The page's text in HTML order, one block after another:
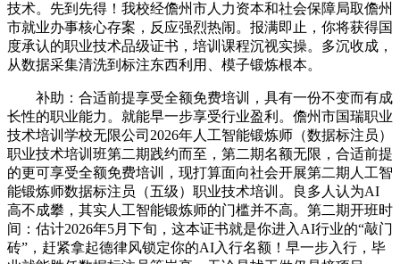
技术。先到先得！我校经儋州市人力资本和社会保障局取儋州
市就业办事核心存案，反应强烈热闹。报满即止，你将获得国
度承认的职业技术品级证书，培训课程沉视实操。多沉收成，
从数据采集清洗到标注东西利用、模子锻炼根本。
补助：合适前提享受全额免费培训，具有一份不变而有成
长性的职业能力。就能早一步享受行业盈利。儋州市国瑞职业
技术培训学校无限公司2026年人工智能锻炼师（数据标注员）
职业技术培训班第二期践约而至，第二期名额无限，合适前提
的更可享受全额免费培训，现打算面向社会开展第二期人工智
能锻炼师数据标注员（五级）职业技术培训。良多人认为AI
高不成攀，其实人工智能锻炼师的门槛并不高。第二期开班时
间：估计2026年5月下旬，这本证书就是你进入AI行业的“敲门
砖”，赶紧拿起德律风锁定你的AI入行名额！早一步入行，毕